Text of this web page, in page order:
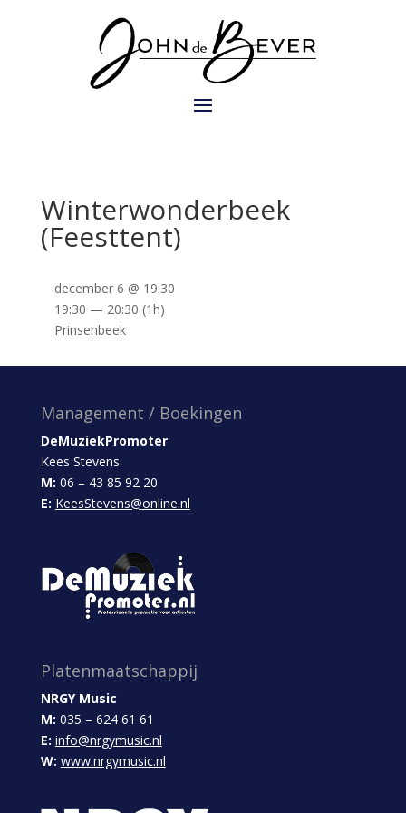
Winterwonderbeek
(Feesttent)
december 6 @ 19:30
19:30 — 20:30 (1h)
Prinsenbeek
Management / Boekingen
DeMuziekPromoter
Kees Stevens
M: 06 – 43 85 92 20
E: KeesStevens@online.nl
Platenmaatschappij
NRGY Music
M: 035 – 624 61 61
E: info@nrgymusic.nl
W: www.nrgymusic.nl